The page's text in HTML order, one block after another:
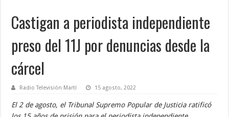
Castigan a periodista independiente
preso del 11J por denuncias desde la
cárcel
Radio Televisión Martí 15 agosto, 2022
El 2 de agosto, el Tribunal Supremo Popular de Justicia ratificó